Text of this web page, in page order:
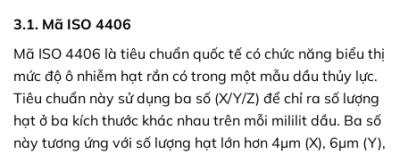
3.1. Mã ISO 4406
Mã ISO 4406 là tiêu chuẩn quốc tế có chức năng biểu thị
mức độ ô nhiễm hạt rắn có trong một mẫu dầu thủy lực.
Tiêu chuẩn này sử dụng ba số (X/Y/Z) để chỉ ra số lượng
hạt ở ba kích thước khác nhau trên mỗi mililit dầu. Ba số
này tương ứng với số lượng hạt lớn hơn 4µm (X), 6µm (Y),